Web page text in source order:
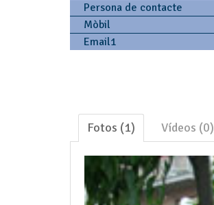
Persona de contacte
Mòbil
Email1
Fotos (1) Vídeos (0)